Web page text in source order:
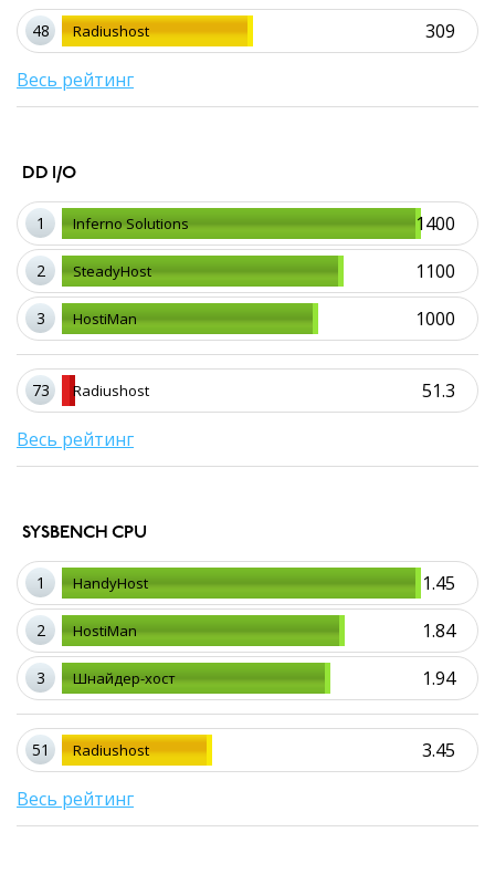
48 309
Radiushost
Весь рейтинг
DD I/O
1 1400
Inferno Solutions
2 1100
SteadyHost
3 1000
HostiMan
73 51.3
Radiushost
Весь рейтинг
SYSBENCH CPU
1 1.45
HandyHost
2 1.84
HostiMan
3 1.94
Шнайдер-хост
51 3.45
Radiushost
Весь рейтинг